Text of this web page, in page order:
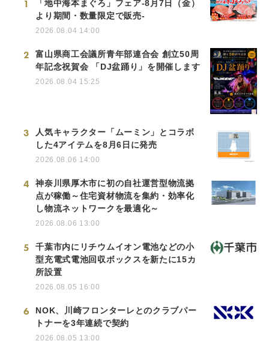
1
「地中海本まぐろ」フェア-8月7日（金）
より期間・数量限定で販売-
2026.08.04 14:00
2
富山県商工会議所青年部連合会 創立50周
年記念祝賀会 「DJ盆踊り」を開催します
2026.08.04 15:25
3
人気キャラクター「ムーミン」とコラボ
した4アイテムを8月6日に発売
2026.08.06 14:00
4
神奈川県厚木市に初の自社運営型物流拠
点が稼働～住宅資材物流を集約・効率化
し物流ネットワークを最適化～
2026.08.06 13:00
5
千葉市内にリチウムイオン電池などの小
型充電式電池回収ボックスを新たに15カ
所設置
2026.08.05 16:00
6
NOK、川崎フロンターレとのクラブパー
トナーを3年連続で契約
2026.08.05 13:00